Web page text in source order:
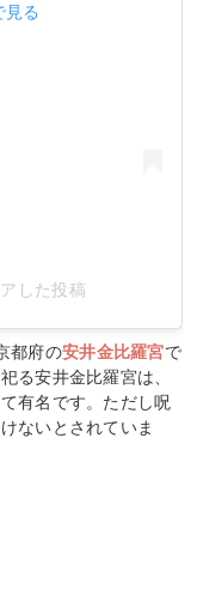
る
した投稿
都府の安井金比羅宮で
る安井金比羅宮は、
有名です。ただし呪
ないとされていま